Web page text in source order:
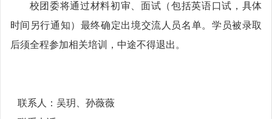
校团委将通过材料初审、面试（包括英语口试，具体
时间另行通知）最终确定出境交流人员名单。学员被录取
后须全程参加相关培训，中途不得退出。
联系人：吴玥、孙薇薇